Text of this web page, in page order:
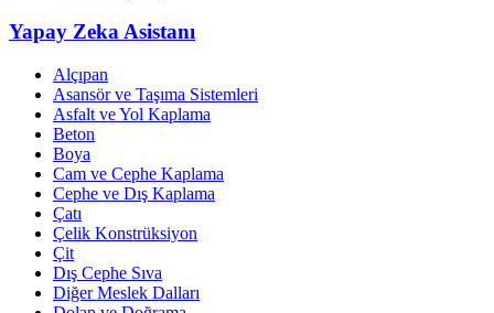
Yapay Zeka Asistanı
Alçıpan
Asansör ve Taşıma Sistemleri
Asfalt ve Yol Kaplama
Beton
Boya
Cam ve Cephe Kaplama
Cephe ve Dış Kaplama
Çatı
Çelik Konstrüksiyon
Çit
Dış Cephe Sıva
Diğer Meslek Dalları